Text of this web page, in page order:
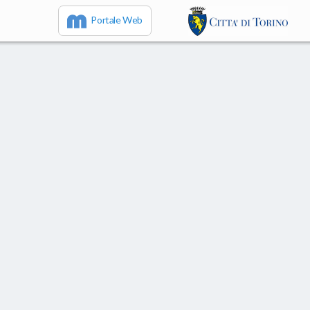
Portale Web